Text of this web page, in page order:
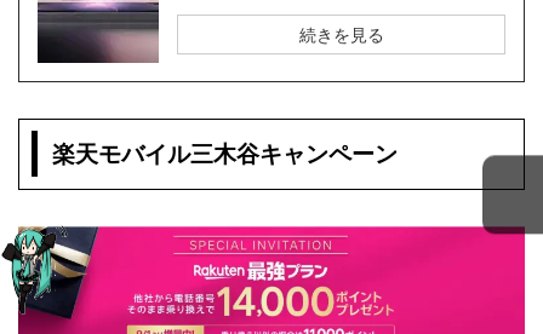
続きを見る
楽天モバイル三木谷キャンペーン